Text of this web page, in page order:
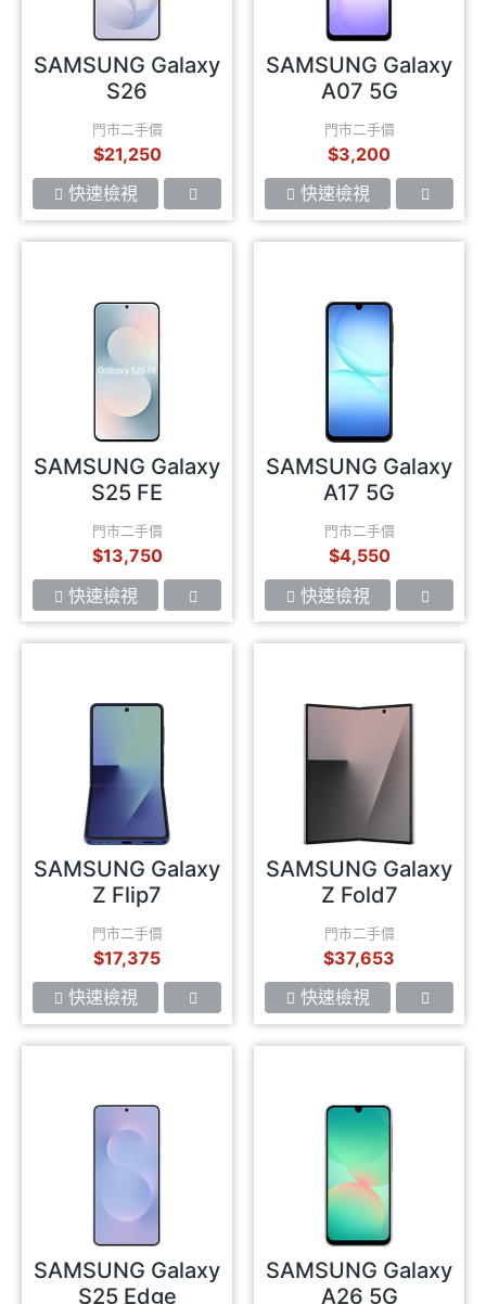
SAMSUNG Galaxy
S26
門市二手價
$21,250
快速檢視
SAMSUNG Galaxy
A07 5G
門市二手價
$3,200
快速檢視
SAMSUNG Galaxy
S25 FE
門市二手價
$13,750
快速檢視
SAMSUNG Galaxy
A17 5G
門市二手價
$4,550
快速檢視
SAMSUNG Galaxy
Z Flip7
門市二手價
$17,375
快速檢視
SAMSUNG Galaxy
Z Fold7
門市二手價
$37,653
快速檢視
SAMSUNG Galaxy
S25 Edge
SAMSUNG Galaxy
A26 5G